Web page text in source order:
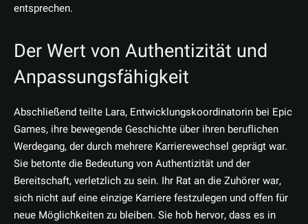
entsprechen.
Der Wert von Authentizität und
Anpassungsfähigkeit
Abschließend teilte Lara, Entwicklungskoordinatorin bei Epic
Games, ihre bewegende Geschichte über ihren beruflichen
Werdegang, der durch mehrere Karrierewechsel geprägt war.
Sie betonte die Bedeutung von Authentizität und der
Bereitschaft, verletzlich zu sein. Ihr Rat an die Zuhörer war,
sich nicht auf eine einzige Karriere festzulegen und offen für
neue Möglichkeiten zu bleiben. Sie hob hervor, dass es in